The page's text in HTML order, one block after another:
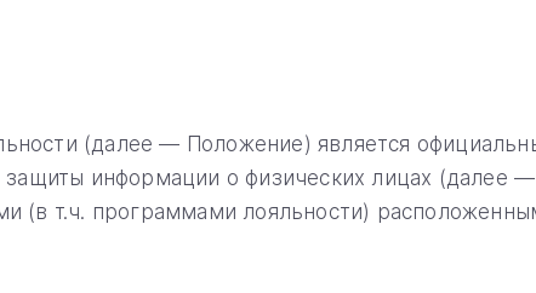
(далее — Положение) является
информации о физических лицах (далее
(в т.ч. программами лояльности)